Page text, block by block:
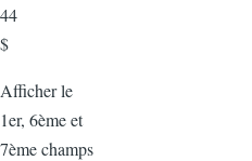
44
$
Afficher le
1er, 6ème et
7ème champs